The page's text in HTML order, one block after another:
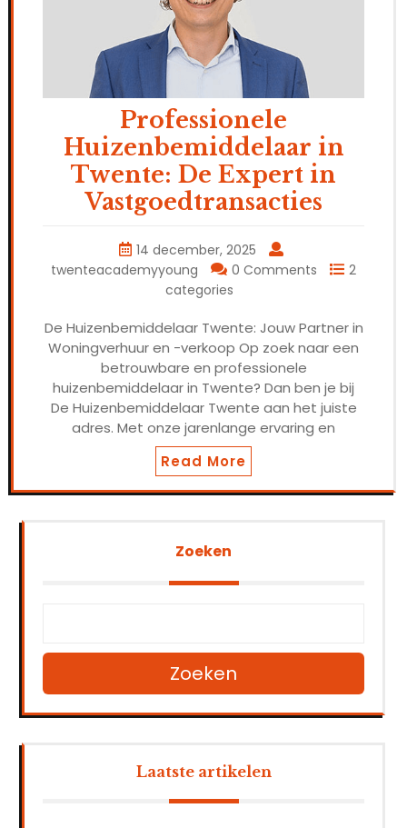
Professionele
Huizenbemiddelaar in
Twente: De Expert in
Vastgoedtransacties
14 december, 2025
twenteacademyyoung
0 Comments
2
categories
De Huizenbemiddelaar Twente: Jouw Partner in
Woningverhuur en -verkoop Op zoek naar een
betrouwbare en professionele
huizenbemiddelaar in Twente? Dan ben je bij
De Huizenbemiddelaar Twente aan het juiste
adres. Met onze jarenlange ervaring en
Read More
Zoeken
Zoeken
Laatste artikelen